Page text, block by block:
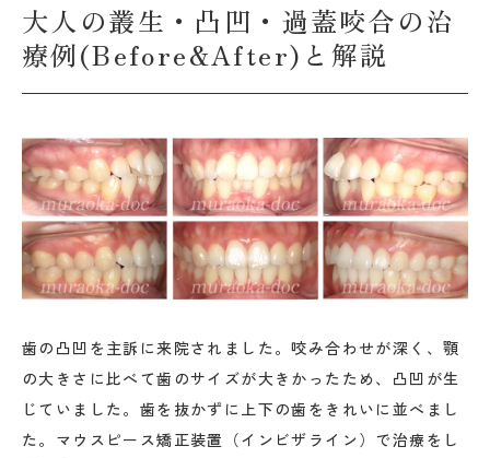
大人の叢生・凸凹・過蓋咬合の治
療例(Before&After)と解説
歯の凸凹を主訴に来院されました。咬み合わせが深く、顎
の大きさに比べて歯のサイズが大きかったため、凸凹が生
じていました。歯を抜かずに上下の歯をきれいに並べまし
た。マウスピース矯正装置（インビザライン）で治療をし